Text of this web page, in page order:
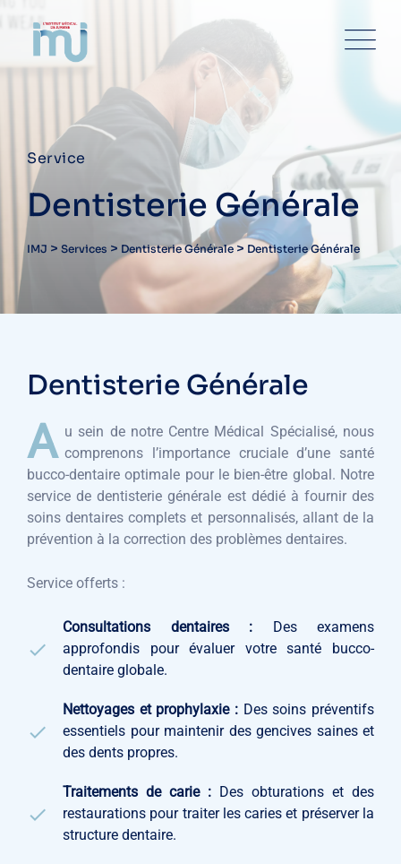
Service
Dentisterie Générale
IMJ > Services > Dentisterie Générale> Dentisterie Générale
Dentisterie Générale
A u sein de notre Centre Médical Spécialisé, nous
comprenons l’importance cruciale d’une santé
bucco-dentaire optimale pour le bien-être global. Notre
service de dentisterie générale est dédié à fournir des
soins dentaires complets et personnalisés, allant de la
prévention à la correction des problèmes dentaires.
Service offerts :
Consultations dentaires : Des examens
approfondis pour évaluer votre santé bucco-
dentaire globale.
Nettoyages et prophylaxie : Des soins préventifs
essentiels pour maintenir des gencives saines et
des dents propres.
Traitements de carie : Des obturations et des
restaurations pour traiter les caries et préserver la
structure dentaire.